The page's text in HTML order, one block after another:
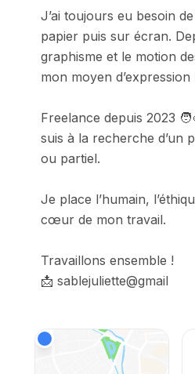
J’ai toujours eu besoin
papier puis sur écran.
graphisme et le motion
mon moyen d’expression
Freelance depuis 2023
suis à la recherche d’un
ou partiel.
Je place l’humain,
cœur de mon travail.
Travaillons ensemble !
📩 sablejuliette@gmail